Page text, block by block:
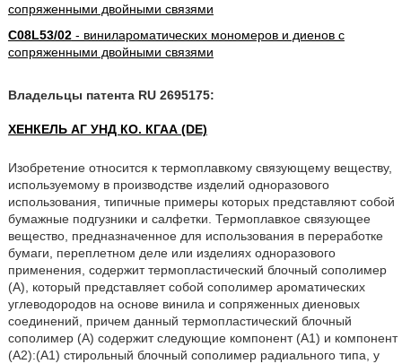
сопряженными двойными связями
C08L53/02- винилароматических мономеров и диенов с
сопряженными двойными связями
Владельцы патента RU 2695175:
ХЕНКЕЛЬ АГ УНД КО. КГАА (DE)
Изобретение относится к термоплавкому связующему веществу,
используемому в производстве изделий одноразового
использования, типичные примеры которых представляют собой
бумажные подгузники и салфетки. Термоплавкое связующее
вещество, предназначенное для использования в переработке
бумаги, переплетном деле или изделиях одноразового
применения, содержит термопластический блочный сополимер
(A), который представляет собой сополимер ароматических
углеводородов на основе винила и сопряженных диеновых
соединений, причем данный термопластический блочный
сополимер (A) содержит следующие компонент (A1) и компонент
(A2):(A1) стирольный блочный сополимер радиального типа, у